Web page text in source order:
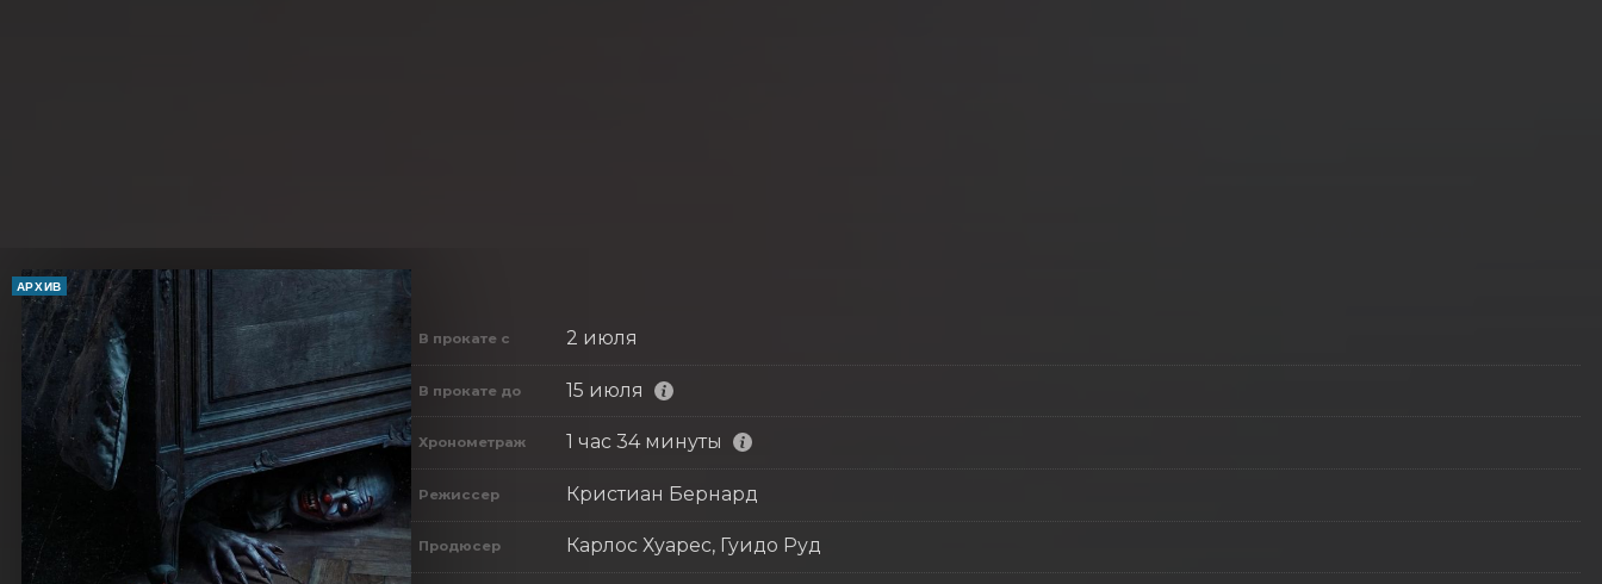
АРХИВ
В прокате с 2 июля
В прокате до 15 июля
Хронометраж 1 час 34 минуты
Режиссер Кристиан Бернард
Продюсер Карлос Хуарес, Гуидо Руд